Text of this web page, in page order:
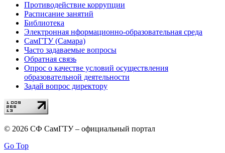
Противодействие коррупции
Расписание занятий
Библиотека
Электронная нформационно-образовательная среда
СамГТУ (Самара)
Часто задаваемые вопросы
Обратная связь
Опрос о качестве условий осуществления
образовательной деятельности
Задай вопрос директору
© 2026 СФ СамГТУ – официальный портал
Go Top